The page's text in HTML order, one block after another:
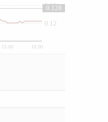
15:00 16:00
0.12
0.13
0.128